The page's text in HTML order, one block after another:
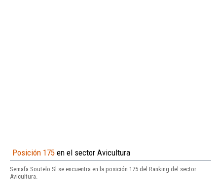
Posición 175 en el sector Avicultura
Semafa Soutelo Sl se encuentra en la posición 175 del Ranking del sector
Avicultura.